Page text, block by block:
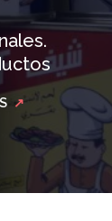
↗